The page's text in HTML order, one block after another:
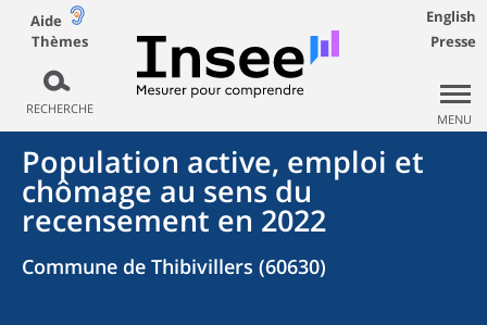
Aide
Thèmes
RECHERCHE
English
Presse
MENU
Population active, emploi et
chômage au sens du
recensement en 2022
Commune de Thibivillers (60630)